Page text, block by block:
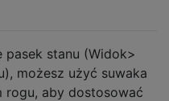
pasek stanu (Widok>
możesz użyć suwaka
rogu, aby dostosować